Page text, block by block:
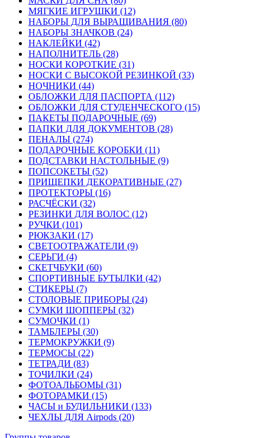
МЯГКИЕ ИГРУШКИ (12)
НАБОРЫ ДЛЯ ВЫРАЩИВАНИЯ (80)
НАБОРЫ ЗНАЧКОВ (24)
НАКЛЕЙКИ (42)
НАПОЛНИТЕЛЬ (28)
НОСКИ КОРОТКИЕ (31)
НОСКИ С ВЫСОКОЙ РЕЗИНКОЙ (33)
НОЧНИКИ (44)
ОБЛОЖКИ ДЛЯ ПАСПОРТА (112)
ОБЛОЖКИ ДЛЯ СТУДЕНЧЕСКОГО (15)
ПАКЕТЫ ПОДАРОЧНЫЕ (69)
ПАПКИ ДЛЯ ДОКУМЕНТОВ (28)
ПЕНАЛЫ (274)
ПОДАРОЧНЫЕ КОРОБКИ (11)
ПОДСТАВКИ НАСТОЛЬНЫЕ (9)
ПОПСОКЕТЫ (52)
ПРИЩЕПКИ ДЕКОРАТИВНЫЕ (27)
ПРОТЕКТОРЫ (16)
РАСЧЁСКИ (32)
РЕЗИНКИ ДЛЯ ВОЛОС (12)
РУЧКИ (101)
РЮКЗАКИ (17)
СВЕТООТРАЖАТЕЛИ (9)
СЕРЬГИ (4)
СКЕТЧБУКИ (60)
СПОРТИВНЫЕ БУТЫЛКИ (42)
СТИКЕРЫ (7)
СТОЛОВЫЕ ПРИБОРЫ (24)
СУМКИ ШОППЕРЫ (32)
СУМОЧКИ (1)
ТАМБЛЕРЫ (30)
ТЕРМОКРУЖКИ (9)
ТЕРМОСЫ (22)
ТЕТРАДИ (83)
ТОЧИЛКИ (24)
ФОТОАЛЬБОМЫ (31)
ФОТОРАМКИ (15)
ЧАСЫ и БУДИЛЬНИКИ (133)
ЧЕХЛЫ ДЛЯ Airpods (20)